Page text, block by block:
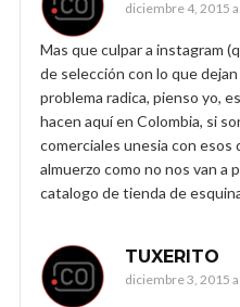
diciembre 4, 2015
Mas que culpar a instagram
de selección con lo que
problema radica, pienso yo,
hacen aquí en Colombia, si
comerciales unesia con esos
almuerzo como no nos van
catalogo de tienda de
TUXERITO
diciembre 3, 2015